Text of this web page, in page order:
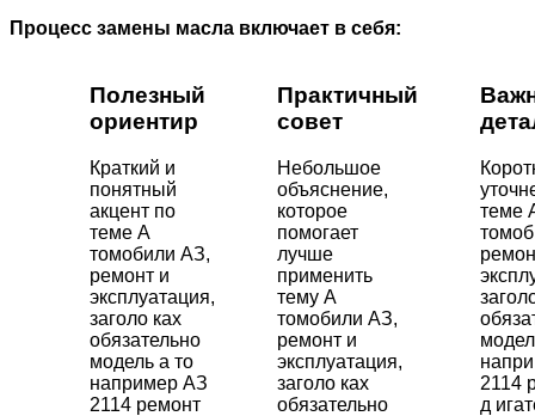
Процесс замены масла включает в себя:
Полезный
ориентир
Краткий и
понятный
акцент по
теме А
томобили АЗ,
ремонт и
эксплуатация,
заголо ках
обязательно
модель а то
например АЗ
2114 ремонт
Практичный
совет
Небольшое
объяснение,
которое
помогает
лучше
применить
тему А
томобили АЗ,
ремонт и
эксплуатация,
заголо ках
обязательно
теме
2114
д